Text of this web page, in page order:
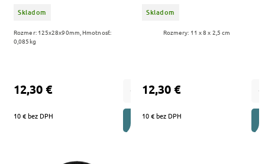
Skladom
10 € bez DPH
12,30 €
DO KOŠÍKA
Rozmer: 125x28x90mm, Hmotnosť:
0,085kg
Skladom
10 € bez DPH
12,30 €
Rozmery: 11 x 8 x 2,5 cm